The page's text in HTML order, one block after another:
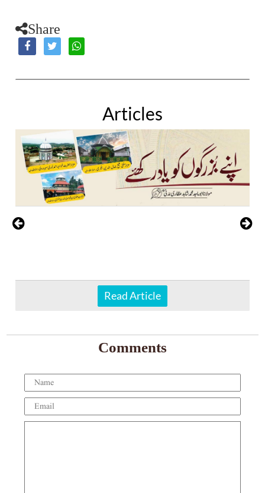
Share
Articles
Read Article
Comments